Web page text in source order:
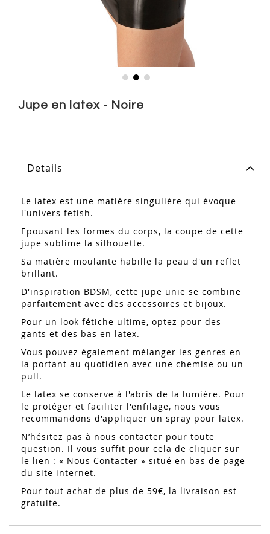
the
images
gallery
Jupe en latex - Noire
Details
Le latex est une matière singulière qui évoque
l'univers fetish.
Epousant les formes du corps, la coupe de cette
jupe sublime la silhouette.
Sa matière moulante habille la peau d'un reflet
brillant.
D'inspiration BDSM, cette jupe unie se combine
parfaitement avec des accessoires et bijoux.
Pour un look fétiche ultime, optez pour des
gants et des bas en latex.
Vous pouvez également mélanger les genres en
la portant au quotidien avec une chemise ou un
pull.
Le latex se conserve à l'abris de la lumière. Pour
le protéger et faciliter l'enfilage, nous vous
recommandons d'appliquer un spray pour latex.
N’hésitez pas à nous contacter pour toute
question. Il vous suffit pour cela de cliquer sur
le lien : « Nous Contacter » situé en bas de page
du site internet.
Pour tout achat de plus de 59€, la livraison est
gratuite.